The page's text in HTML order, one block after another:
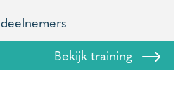
Bekijk training